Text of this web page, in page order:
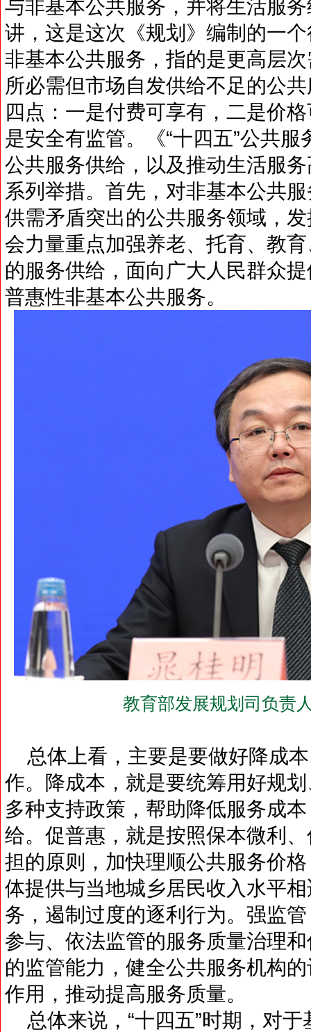
与非基本公共服务，并将生活服
讲，这是这次《规划》编制的一
非基本公共服务，指的是更高层
所必需但市场自发供给不足的公
四点：一是付费可享有，二是价
是安全有监管。《“十四五”公共
公共服务供给，以及推动生活服
系列举措。首先，对非基本公共
供需矛盾突出的公共服务领域，
会力量重点加强养老、托育、教
的服务供给，面向广大人民群众
普惠性非基本公共服务。
教育部发展规划司负责
总体上看，主要是要做好降成
作。降成本，就是要统筹用好规
多种支持政策，帮助降低服务成
给。促普惠，就是按照保本微利
担的原则，加快理顺公共服务价
体提供与当地城乡居民收入水平
务，遏制过度的逐利行为。强监
参与、依法监管的服务质量治理
的监管能力，健全公共服务机构
作用，推动提高服务质量。
总体来说，“十四五”时期，对